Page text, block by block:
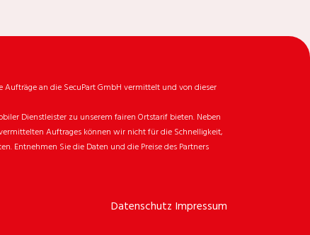
Aufträge an die SecuPart GmbH vermittelt und von dieser
Dienstleister zu unserem fairen Ortstarif bieten. Neben
Auftrages können wir nicht für die Schnelligkeit,
Entnehmen Sie die Daten und die Preise des Partners
Datenschutz Impressum